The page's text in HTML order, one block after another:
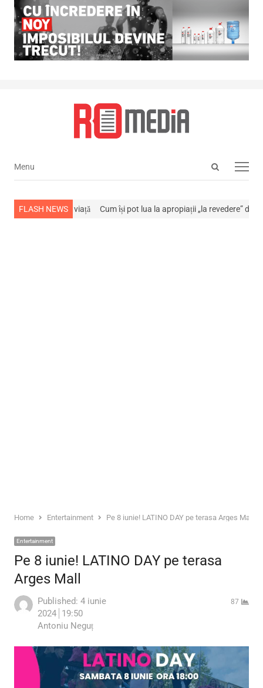
Open
Menu
Menu
FLASH NEWS
s-a stins din viață Cum își pot lua la apropiații „la revedere” de la…
Home Entertainment Pe 8 iunie! LATINO DAY pe terasa Arges Mall
Entertainment
Pe 8 iunie! LATINO DAY pe terasa
Arges Mall
Published: 4 iunie
2024 19:50
Author
Antoniu Neguț
87